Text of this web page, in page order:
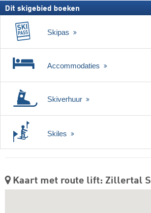
Dit skigebied boeken
Skipas
Accommodaties
Skiverhuur
Skiles
Kaart met route lift: Zillertal